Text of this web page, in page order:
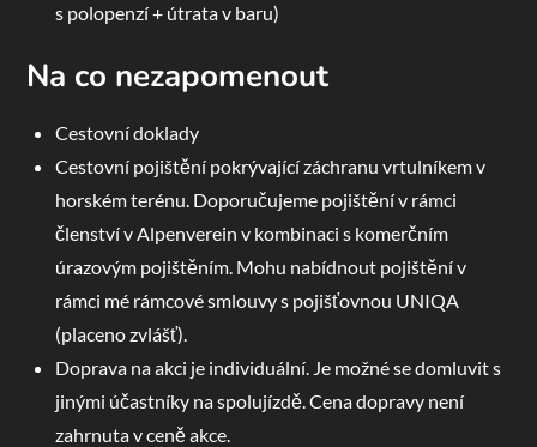
s polopenzí + útrata v baru)
Na co nezapomenout
Cestovní doklady
Cestovní pojištění pokrývající záchranu vrtulníkem v
horském terénu. Doporučujeme pojištění v rámci
členství v Alpenverein v kombinaci s komerčním
úrazovým pojištěním. Mohu nabídnout pojištění v
rámci mé rámcové smlouvy s pojišťovnou UNIQA
(placeno zvlášť).
Doprava na akci je individuální. Je možné se domluvit s
jinými účastníky na spolujízdě. Cena dopravy není
zahrnuta v ceně akce.